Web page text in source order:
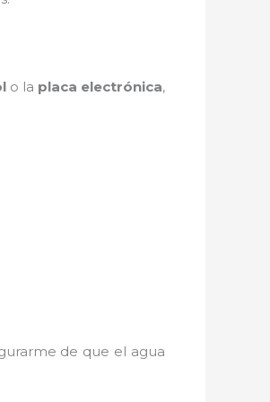
o la placa electrónica,
de que el agua